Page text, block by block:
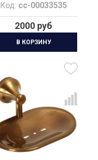
Код: cc-00033535
2000 руб
В КОРЗИНУ